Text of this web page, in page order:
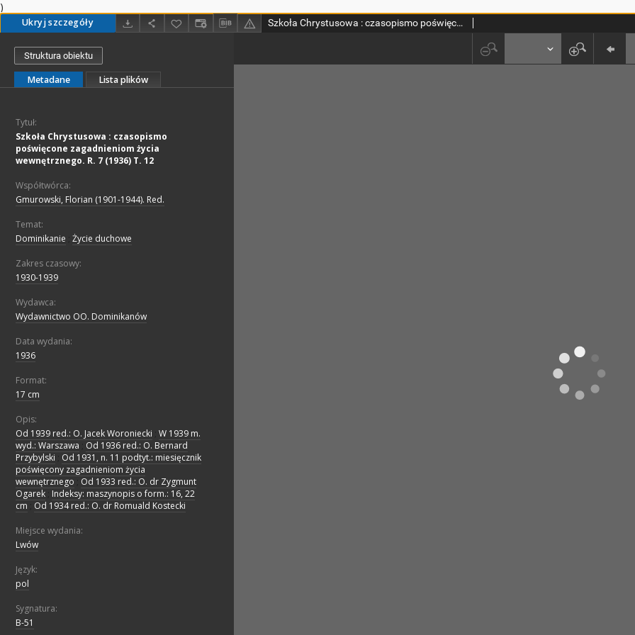
)
Ukryj szczegóły Szkoła Chrystusowa : czasopismo poświęcone zagadnieniom życia wewnętrznego. R. 7 (1936) T. 12
Struktura obiektu
Metadane Lista plików
Tytuł:
Szkoła Chrystusowa : czasopismo
poświęcone zagadnieniom życia
wewnętrznego. R. 7 (1936) T. 12
Współtwórca:
Gmurowski, Florian (1901-1944). Red.
Temat:
Dominikanie Życie duchowe
Zakres czasowy:
1930-1939
Wydawca:
Wydawnictwo OO. Dominikanów
Data wydania:
1936
Format:
17 cm
Opis:
Od 1939 red.: O. Jacek Woroniecki W 1939 m.
wyd.: Warszawa
Od 1936 red.: O. Bernard
Przybylski
Od 1931, n. 11 podtyt.: miesięcznik
poświęcony zagadnieniom życia
wewnętrznego
Od 1933 red.: O. dr Zygmunt
Ogarek Indeksy: maszynopis o form.: 16, 22
cm
Od 1934 red.: O. dr Romuald Kostecki
Miejsce wydania:
Lwów
Język:
pol
Sygnatura:
B-51